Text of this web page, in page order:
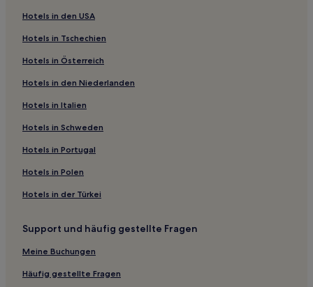
Ashton Hotels
Winchester Hotels
Tekapo Hotels
Lismore Hotels
Hunter Hotels
Maori Hill: Hotels
Hakataramea: Hotels
Hunters Hills Hotels
Sutherlands Hotels
Hotels nahe Strand von Cannibal Bay
Fairton Hotels
Milford Hotels
Hotels in den USA
Hotels in Tschechien
Hotels in Österreich
Hotels in den Niederlanden
Hotels in Italien
Hotels in Schweden
Hotels in Portugal
Hotels in Polen
Hotels in der Türkei
Support und häufig gestellte Fragen
Meine Buchungen
Häufig gestellte Fragen